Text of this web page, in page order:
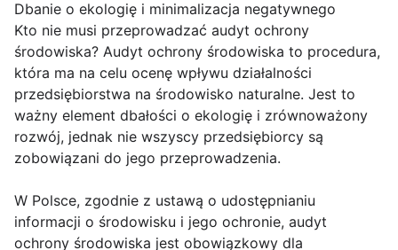
Dbanie o ekologię i minimalizacja negatywnego
Kto nie musi przeprowadzać audyt ochrony
środowiska? Audyt ochrony środowiska to procedura,
która ma na celu ocenę wpływu działalności
przedsiębiorstwa na środowisko naturalne. Jest to
ważny element dbałości o ekologię i zrównoważony
rozwój, jednak nie wszyscy przedsiębiorcy są
zobowiązani do jego przeprowadzenia.
W Polsce, zgodnie z ustawą o udostępnianiu
informacji o środowisku i jego ochronie, audyt
ochrony środowiska jest obowiązkowy dla